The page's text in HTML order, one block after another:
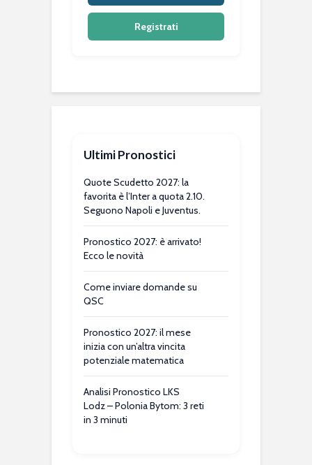
Registrati
Ultimi Pronostici
Quote Scudetto 2027: la
favorita è l’Inter a quota 2.10.
Seguono Napoli e Juventus.
Pronostico 2027: è arrivato!
Ecco le novità
Come inviare domande su
QSC
Pronostico 2027: il mese
inizia con un’altra vincita
potenziale matematica
Analisi Pronostico LKS
Lodz – Polonia Bytom: 3 reti
in 3 minuti